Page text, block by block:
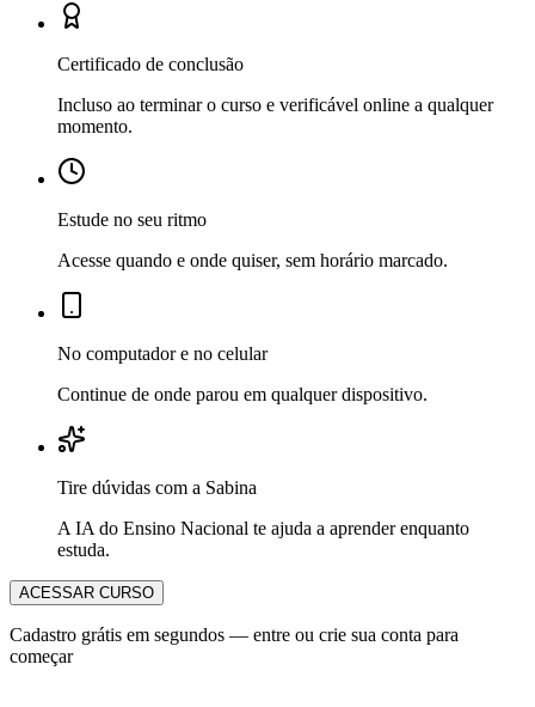
Certificado de conclusão
Incluso ao terminar o curso e verificável online a qualquer
momento.
Estude no seu ritmo
Acesse quando e onde quiser, sem horário marcado.
No computador e no celular
Continue de onde parou em qualquer dispositivo.
Tire dúvidas com a Sabina
A IA do Ensino Nacional te ajuda a aprender enquanto
estuda.
ACESSAR CURSO
Cadastro grátis em segundos — entre ou crie sua conta para
começar